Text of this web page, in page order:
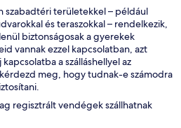
szabadtéri területekkel – például
és teraszokkal – rendelkezik,
biztonságosak a gyerekek
vannak ezzel kapcsolatban, azt
a szálláshellyel az
meg, hogy tudnak-e számodra
regisztrált vendégek szállhatnak